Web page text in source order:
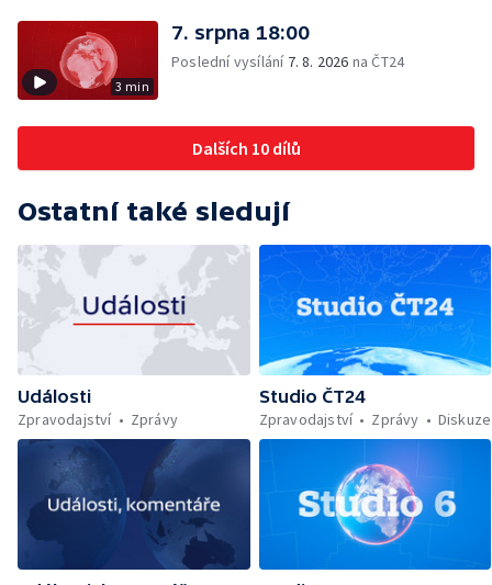
3 min
7. srpna 18:00
Poslední vysílání 7. 8. 2026 na ČT24
Dalších 10 dílů
Ostatní také sledují
Události
Zpravodajství
Zprávy
Studio ČT24
Zpravodajství
Zprávy Diskuze